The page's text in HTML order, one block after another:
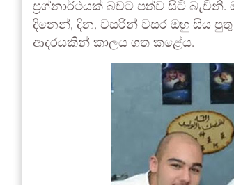
ප්‍රශ්නාර්ථයක් බවට පත්ව සිටි බැවිනි.
දිනෙන්, දින, වසරින් වසර ඔහු සිය
ආදරයකින් කාලය ගත කළේය.